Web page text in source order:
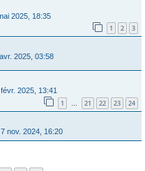
2025, 18:35
1 2 3
2025, 03:58
2025, 13:41
1 … 21 22 23 24
nov. 2024, 16:20